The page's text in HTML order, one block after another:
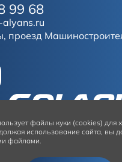
проезд
99 68
alyans.ru
файлы куки (cookies) для
использование сайта, вы
файлами.